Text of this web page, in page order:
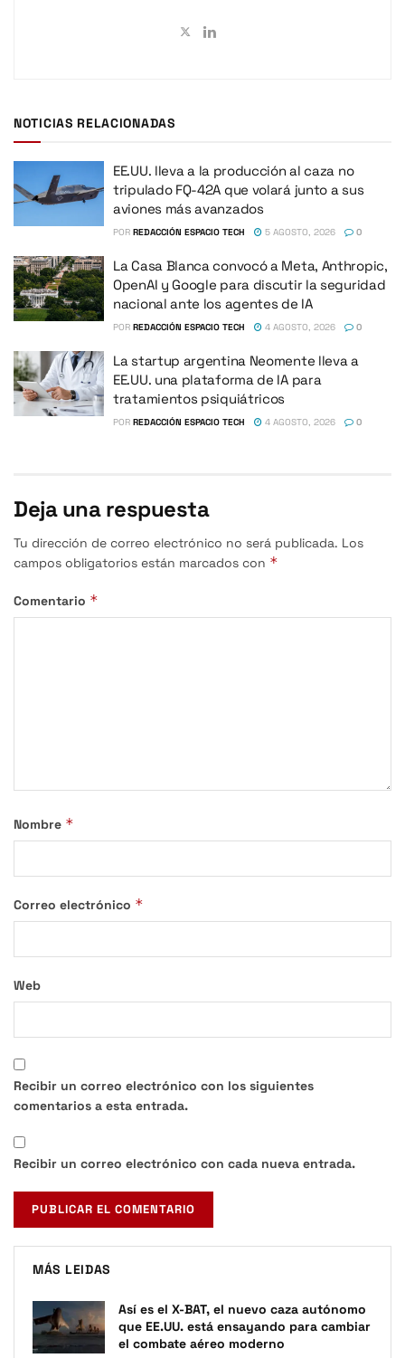
NOTICIAS RELACIONADAS
EE.UU. lleva a la producción al caza no
tripulado FQ-42A que volará junto a sus
aviones más avanzados
POR REDACCIÓN ESPACIO TECH 5 AGOSTO, 2026 0
La Casa Blanca convocó a Meta, Anthropic,
OpenAI y Google para discutir la seguridad
nacional ante los agentes de IA
POR REDACCIÓN ESPACIO TECH 4 AGOSTO, 2026 0
La startup argentina Neomente lleva a
EE.UU. una plataforma de IA para
tratamientos psiquiátricos
POR REDACCIÓN ESPACIO TECH 4 AGOSTO, 2026 0
Deja una respuesta
Tu dirección de correo electrónico no será publicada. Los
campos obligatorios están marcados con *
Comentario *
Nombre *
Correo electrónico *
Web
Recibir un correo electrónico con los siguientes
comentarios a esta entrada.
Recibir un correo electrónico con cada nueva entrada.
MÁS LEIDAS
Así es el X-BAT, el nuevo caza autónomo
que EE.UU. está ensayando para cambiar
el combate aéreo moderno